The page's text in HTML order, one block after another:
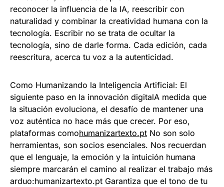
reconocer la influencia de la IA, reescribir con
naturalidad y combinar la creatividad humana con la
tecnología. Escribir no se trata de ocultar la
tecnología, sino de darle forma. Cada edición, cada
reescritura, acerca tu voz a la autenticidad.
Como Humanizando la Inteligencia Artificial: El
siguiente paso en la innovación digitalA medida que
la situación evoluciona, el desafío de mantener una
voz auténtica no hace más que crecer. Por eso,
plataformas comohumanizartexto.pt No son solo
herramientas, son socios esenciales. Nos recuerdan
que el lenguaje, la emoción y la intuición humana
siempre marcarán el camino al realizar el trabajo más
arduo:humanizartexto.pt Garantiza que el tono de tu